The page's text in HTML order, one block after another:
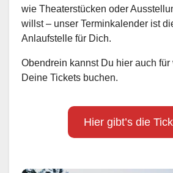
wie Theaterstücken oder
willst – unser Terminkalender ist
Anlaufstelle für Dich.
Obendrein kannst Du hier auch
Deine Tickets buchen.
Hier gibt’s die